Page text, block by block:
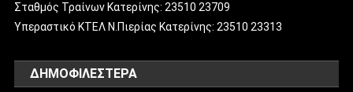
Σταθμός Τραίνων Κατερίνης: 23510 23709
Υπεραστικό ΚΤΕΛ Ν.Πιερίας Κατερίνης: 23510 23313
ΔΗΜΟΦΙΛΈΣΤΕΡΑ